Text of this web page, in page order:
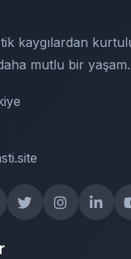
kaygılardan
mutlu bir yaşam.